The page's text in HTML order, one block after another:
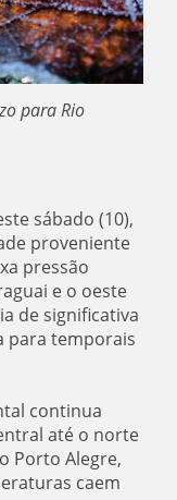
para Rio
sábado (10),
proveniente
pressão
e o oeste
de significativa
para temporais
continua
até o norte
Porto Alegre,
caem